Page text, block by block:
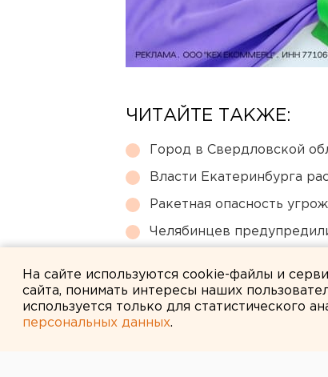
ЧИТАЙТЕ ТАКЖЕ:
Город в Свердловской
Власти Екатеринбурга
Ракетная опасность
Челябинцев
На сайте используются cookie-файлы и
сайта, понимать интересы наших
используется только для статистического
персональных данных.